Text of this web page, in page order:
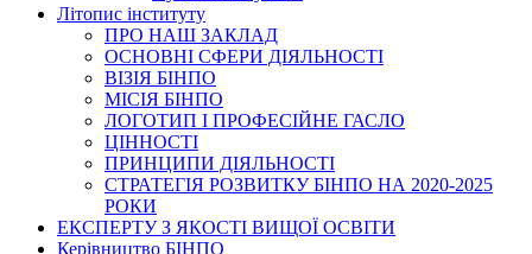
Літопис інституту
ПРО НАШ ЗАКЛАД
ОСНОВНІ СФЕРИ ДІЯЛЬНОСТІ
ВІЗІЯ БІНПО
МІСІЯ БІНПО
ЛОГОТИП І ПРОФЕСІЙНЕ ГАСЛО
ЦІННОСТІ
ПРИНЦИПИ ДІЯЛЬНОСТІ
СТРАТЕГІЯ РОЗВИТКУ БІНПО НА 2020-2025
РОКИ
ЕКСПЕРТУ З ЯКОСТІ ВИЩОЇ ОСВІТИ
Керівництво БІНПО